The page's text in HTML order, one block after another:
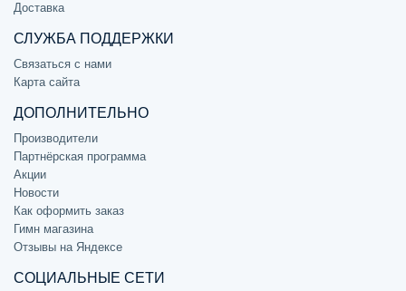
Доставка
СЛУЖБА ПОДДЕРЖКИ
Связаться с нами
Карта сайта
ДОПОЛНИТЕЛЬНО
Производители
Партнёрская программа
Акции
Новости
Как оформить заказ
Гимн магазина
Отзывы на Яндексе
СОЦИАЛЬНЫЕ СЕТИ